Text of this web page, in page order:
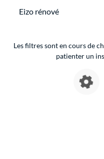
Eizo rénové
Les filtres sont en cours de
patienter un